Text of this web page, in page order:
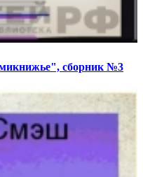
сборник №3